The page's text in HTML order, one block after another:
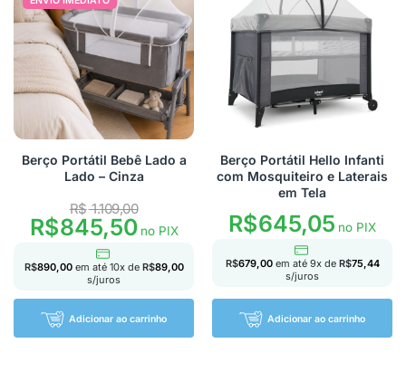
Berço Portátil Bebê Lado a
Lado – Cinza
R$1.109,00
R$845,50no PIX
R$890,00 em até 10x de R$89,00
s/juros
Adicionar ao carrinho
Berço Portátil Hello Infanti
com Mosquiteiro e Laterais
em Tela
R$645,05 no PIX
R$679,00 em até 9x de R$75,44
s/juros
Adicionar ao carrinho